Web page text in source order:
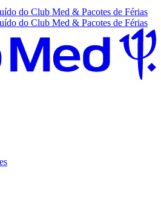
do Club Med & Pacotes de Férias
do Club Med & Pacotes de Férias